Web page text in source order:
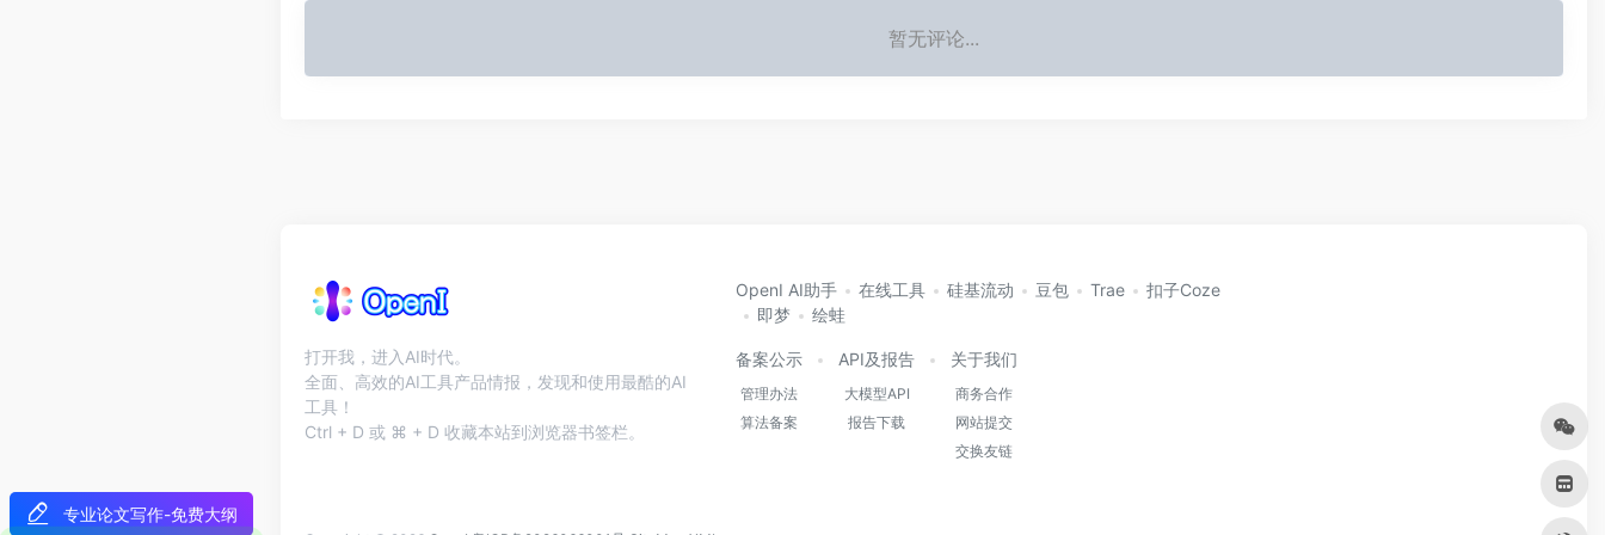
专业论文写作-免费大纲
暂无评论...
打开我，进入AI时代。
全面、高效的AI工具产品情报，发现和使用最酷的AI
工具！
Ctrl + D 或 ⌘ + D 收藏本站到浏览器书签栏。
OpenI AI助手 在线工具 硅基流动 豆包 Trae
扣子Coze
即梦
绘蛙
备案公示
管理办法
算法备案
API及报告
大模型API
报告下载
关于我们
商务合作
网站提交
交换友链